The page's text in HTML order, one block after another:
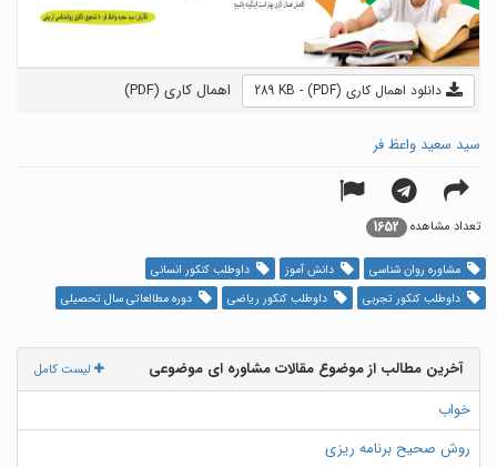
دانلود اهمال کاری (PDF) - 289 KB اهمال کاری (PDF)
سید سعید واعظ فر
تعداد مشاهده 1652
مشاوره روان شناسی دانش آموز
داوطلب کنکور انسانی
داوطلب کنکور تجربی
داوطلب کنکور ریاضی دوره مطالعاتی سال تحصیلی
لیست کامل
آخرین مطالب از موضوع مقالات مشاوره ای موضوعی
خواب
روش صحیح برنامه ریزی